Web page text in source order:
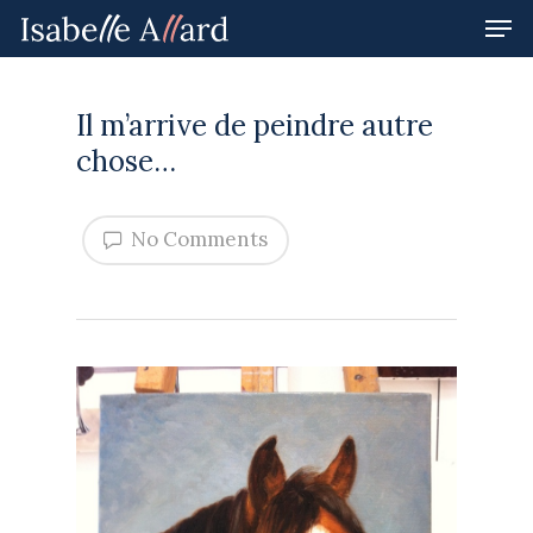
Hit enter to search or ESC to close
Il m’arrive de peindre autre
chose…
No Comments